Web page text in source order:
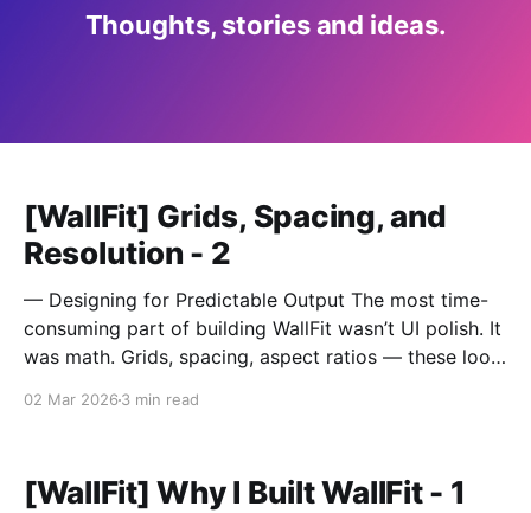
Thoughts, stories and ideas.
[WallFit] Grids, Spacing, and
Resolution - 2
— Designing for Predictable Output The most time-
consuming part of building WallFit wasn’t UI polish. It
was math. Grids, spacing, aspect ratios — these look
02 Mar 2026 3 min read
[WallFit] Why I Built WallFit - 1